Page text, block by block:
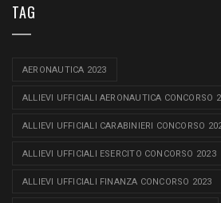
TAG
AERONAUTICA 2023
ALLIEVI UFFICIALI AERONAUTICA CONCORSO
ALLIEVI UFFICIALI CARABINIERI CONCORSO
ALLIEVI UFFICIALI ESERCITO CONCORSO 2023
ALLIEVI UFFICIALI FINANZA CONCORSO 2023